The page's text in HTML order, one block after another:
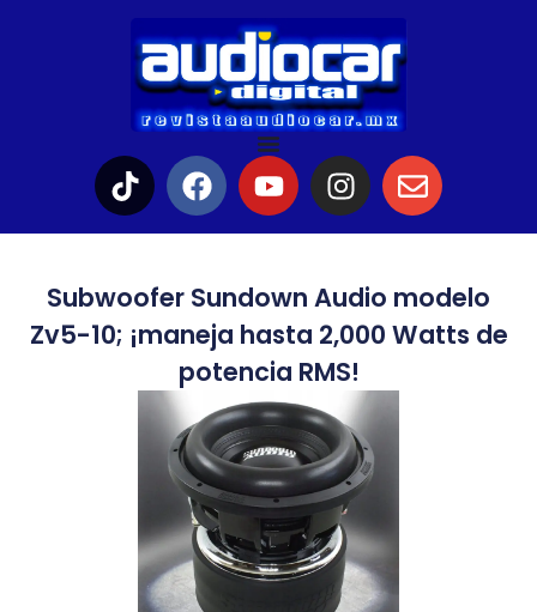
Subwoofer Sundown Audio modelo
Zv5-10; ¡maneja hasta 2,000 Watts de
potencia RMS!